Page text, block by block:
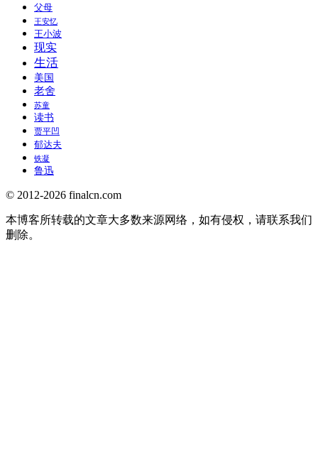
父母
王安忆
王小波
现实
生活
美国
老舍
苏童
读书
贾平凹
郁达夫
铁凝
鲁迅
© 2012-2026 finalcn.com
本博客所转载的文章大多数来源网络，如有侵权，请联系我们
删除。